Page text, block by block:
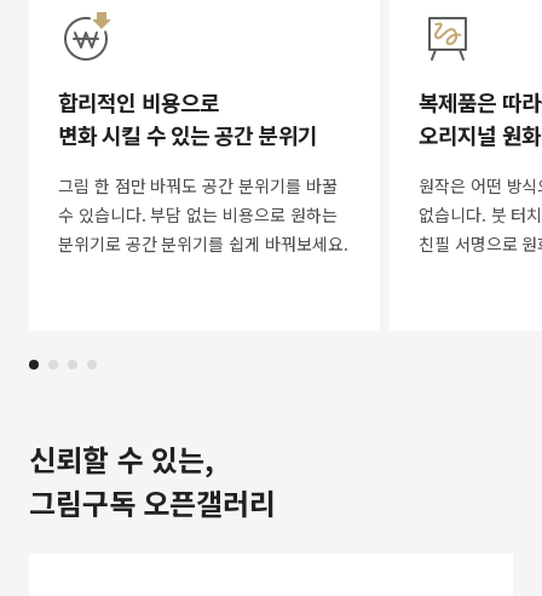
합리적인 비용으로
변화 시킬 수 있는 공간 분위기
그림 한 점만 바꿔도 공간 분위기를 바꿀
수 있습니다. 부담 없는 비용으로 원하는
분위기로 공간 분위기를 쉽게 바꿔보세요.
복제품은 따
오리지널 원
원작은 어떤 방
없습니다. 붓 터
친필 서명으로
신뢰할 수 있는,
그림구독 오픈갤러리